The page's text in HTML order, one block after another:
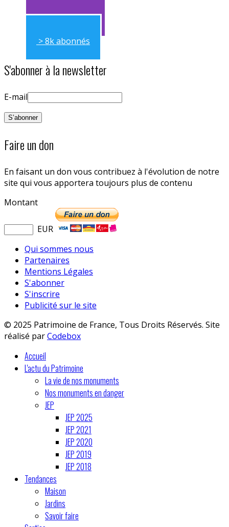
> 11k abonnés
> 8k abonnés
S'abonner à la newsletter
E-mail
Faire un don
En faisant un don vous contribuez à l'évolution de notre
site qui vous apportera toujours plus de contenu
Montant
EUR
Qui sommes nous
Partenaires
Mentions Légales
S'abonner
S'inscrire
Publicité sur le site
© 2025 Patrimoine de France, Tous Droits Réservés. Site
réalisé parCodebox
Accueil
L'actu du Patrimoine
La vie de nos monuments
Nos monuments en danger
JEP
JEP 2025
JEP 2021
JEP 2020
JEP 2019
JEP 2018
Tendances
Maison
Jardins
Savoir faire